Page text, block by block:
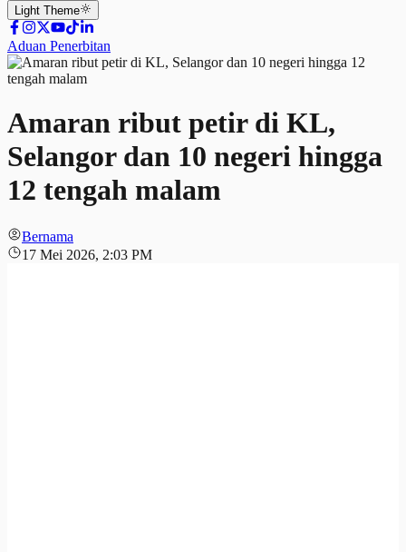
Light Theme
Aduan Penerbitan
Amaran ribut petir di KL,
Selangor dan 10 negeri hingga
12 tengah malam
Bernama
17 Mei 2026, 2:03 PM